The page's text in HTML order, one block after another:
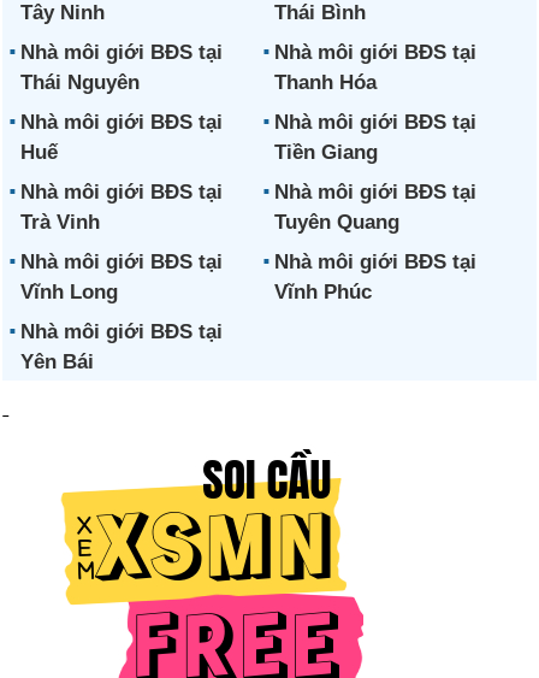
Tây Ninh
Thái Bình
Nhà môi giới BĐS tại
Thái Nguyên
Nhà môi giới BĐS tại
Thanh Hóa
Nhà môi giới BĐS tại
Huế
Nhà môi giới BĐS tại
Tiền Giang
Nhà môi giới BĐS tại
Trà Vinh
Nhà môi giới BĐS tại
Tuyên Quang
Nhà môi giới BĐS tại
Vĩnh Long
Nhà môi giới BĐS tại
Vĩnh Phúc
Nhà môi giới BĐS tại
Yên Bái